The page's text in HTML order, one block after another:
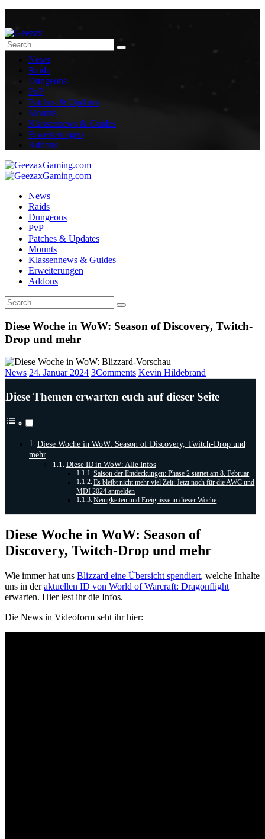
News
Raids
Dungeons
PvP
Patches & Updates
Mounts
Klassennews & Guides
Erweiterungen
Addons
News
Raids
Dungeons
PvP
Patches & Updates
Mounts
Klassennews & Guides
Erweiterungen
Addons
Diese Woche in WoW: Season of Discovery, Twitch-
Drop und mehr
News 24. Januar 2024 3Comments Kevin Hildebrand
Diese Themen erwarten euch auf dieser Seite
Diese Woche in WoW: Season of Discovery, Twitch-Drop und
mehr
Diese ID in WoW: Alle Infos
Saison der Entdeckungen: Phase 2 startet am 8. Februar
Es bleibt nicht mehr viel Zeit: Jetzt noch für die AWC und
MDI 2024 anmelden
Neuigkeiten und Ereignisse in dieser Woche
Diese Woche in WoW: Season of
Discovery, Twitch-Drop und mehr
Wie immer hat uns Blizzard eine Übersicht spendiert, welche Inhalte
uns in deraktuellen ID von World of Warcraft: Dragonflight
erwarten. Hier lest ihr die Infos.
Die News in Videoform seht ihr hier: